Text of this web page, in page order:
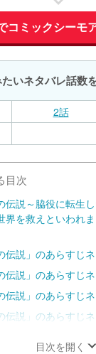
コミックシーモ
いネタバレ話数
2話
目次
伝説～脇役に転生
界を救えといわれ
伝説」のあらすじ
伝説」のあらすじ
伝説」のあらすじ
伝説」のあらすじ
目次を開く